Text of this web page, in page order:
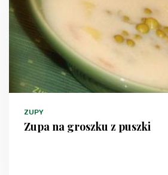
ZUPY
Zupa na groszku z puszki